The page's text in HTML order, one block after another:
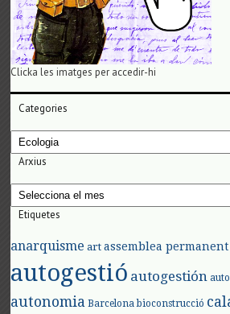
Clicka les imatges per accedir-hi
Categories
Categories
Arxius
Arxius
Etiquetes
anarquisme art assemblea permanent
autogestió autogestión
autonomia Barcelona bioconstrucció